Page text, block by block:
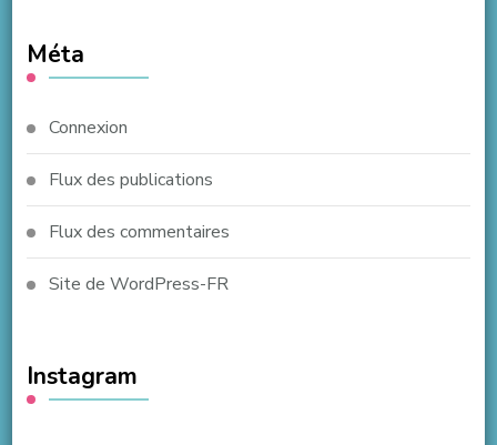
Méta
Connexion
Flux des publications
Flux des commentaires
Site de WordPress-FR
Instagram